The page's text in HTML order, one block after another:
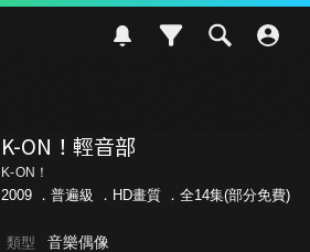
K-ON！輕音部
K-ON！
2009 ． 普遍級 ．HD畫質 ．全14集(部分免費)
類型 音樂偶像